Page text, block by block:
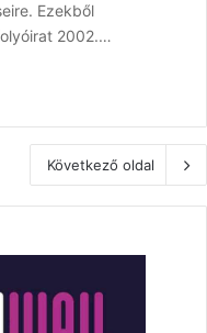
Ezekből
2002.…
Következő oldal